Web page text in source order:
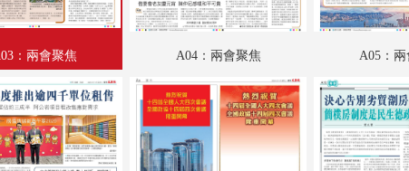
兩會開幕
賀兩會開幕
兩會開幕
：兩會聚焦 A04：兩會聚焦 A05：兩